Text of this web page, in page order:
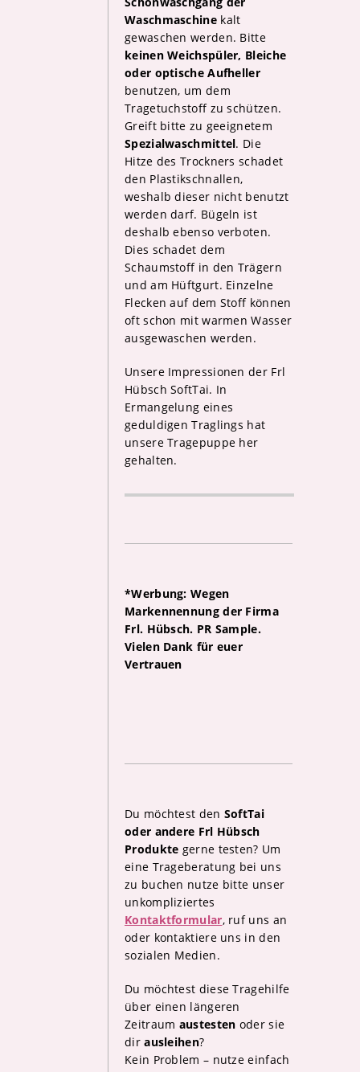
Waschmaschinekalt
gewaschen werden. Bitte
keinen Weichspüler, Bleiche
oder optische Aufheller
benutzen, um dem
Tragetuchstoff zu schützen.
Greift bitte zu geeignetem
Spezialwaschmittel. Die
Hitze des Trockners schadet
den Plastikschnallen,
weshalb dieser nicht benutzt
werden darf. Bügeln ist
deshalb ebenso verboten.
Dies schadet dem
Schaumstoff in den Trägern
und am Hüftgurt. Einzelne
Flecken auf dem Stoff können
oft schon mit warmen Wasser
ausgewaschen werden.
Unsere Impressionen der Frl
Hübsch SoftTai. In
Ermangelung eines
geduldigen Traglings hat
unsere Tragepuppe her
gehalten.
*Werbung: Wegen
Markennennung der Firma
Frl. Hübsch. PR Sample.
Vielen Dank für euer
Vertrauen
Du möchtest den SoftTai
oder andere Frl Hübsch
Produkte gerne testen? Um
eine Trageberatung bei uns
zu buchen nutze bitte unser
unkompliziertes
Kontaktformular, ruf uns an
oder kontaktiere uns in den
sozialen Medien.
Du möchtest diese Tragehilfe
über einen längeren
Zeitraum austesten oder sie
dirausleihen?
Kein Problem – nutze einfach